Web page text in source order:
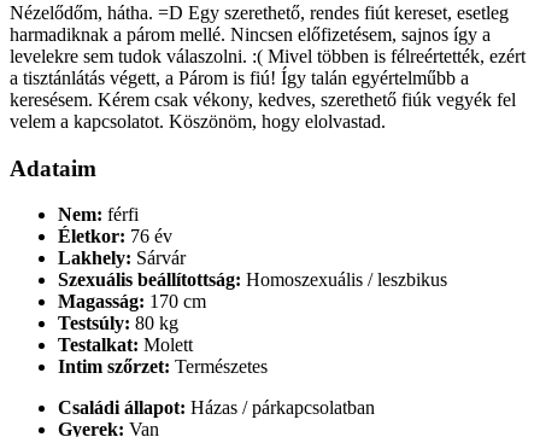
Nézelődőm, hátha. =D Egy szerethető, rendes fiút kereset, esetleg
harmadiknak a párom mellé. Nincsen előfizetésem, sajnos így a
levelekre sem tudok válaszolni. :( Mivel többen is félreértették, ezért
a tisztánlátás végett, a Párom is fiú! Így talán egyértelműbb a
keresésem. Kérem csak vékony, kedves, szerethető fiúk vegyék fel
velem a kapcsolatot. Köszönöm, hogy elolvastad.
Adataim
Nem: férfi
Életkor: 76 év
Lakhely: Sárvár
Szexuális beállítottság: Homoszexuális / leszbikus
Magasság: 170 cm
Testsúly: 80 kg
Testalkat: Molett
Intim szőrzet: Természetes
Családi állapot: Házas / párkapcsolatban
Gyerek: Van